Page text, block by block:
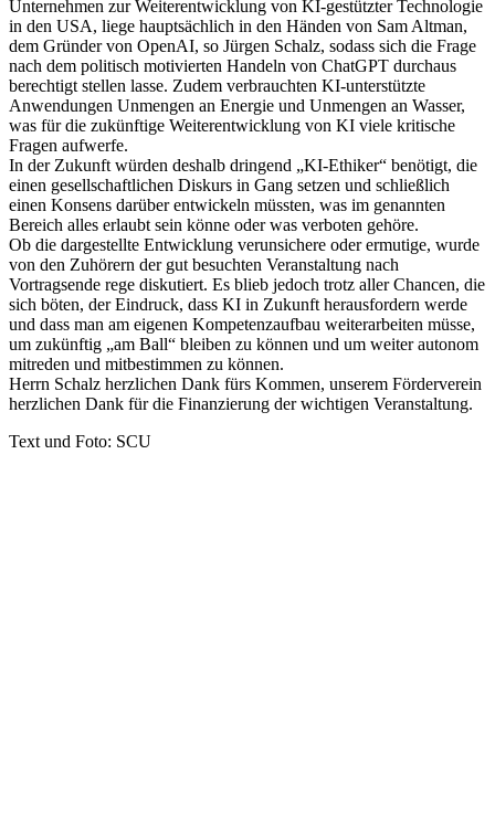
Unternehmen zur Weiterentwicklung von KI-gestützter Technologie
in den USA, liege hauptsächlich in den Händen von Sam Altman,
dem Gründer von OpenAI, so Jürgen Schalz, sodass sich die Frage
nach dem politisch motivierten Handeln von ChatGPT durchaus
berechtigt stellen lasse. Zudem verbrauchten KI-unterstützte
Anwendungen Unmengen an Energie und Unmengen an Wasser,
was für die zukünftige Weiterentwicklung von KI viele kritische
Fragen aufwerfe.
In der Zukunft würden deshalb dringend „KI-Ethiker“ benötigt, die
einen gesellschaftlichen Diskurs in Gang setzen und schließlich
einen Konsens darüber entwickeln müssten, was im genannten
Bereich alles erlaubt sein könne oder was verboten gehöre.
Ob die dargestellte Entwicklung verunsichere oder ermutige, wurde
von den Zuhörern der gut besuchten Veranstaltung nach
Vortragsende rege diskutiert. Es blieb jedoch trotz aller Chancen, die
sich böten, der Eindruck, dass KI in Zukunft herausfordern werde
und dass man am eigenen Kompetenzaufbau weiterarbeiten müsse,
um zukünftig „am Ball“ bleiben zu können und um weiter autonom
mitreden und mitbestimmen zu können.
Herrn Schalz herzlichen Dank fürs Kommen, unserem Förderverein
herzlichen Dank für die Finanzierung der wichtigen Veranstaltung.
Text und Foto: SCU